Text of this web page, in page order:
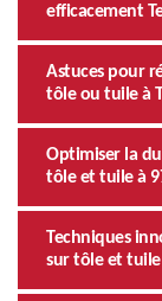
efficacement
Astuces pour
tôle ou tuile à
Optimiser la
tôle et tuile à
Techniques
sur tôle et tuile